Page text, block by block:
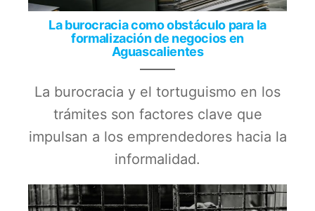
La burocracia como obstáculo para la
formalización de negocios en
Aguascalientes
La burocracia y el tortuguismo en los
trámites son factores clave que
impulsan a los emprendedores hacia la
informalidad.